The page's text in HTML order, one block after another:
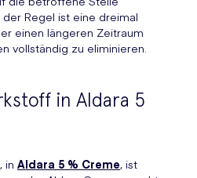
Regel ist eine dreimal
einen längeren Zeitraum
vollständig zu eliminieren.
in Aldara 5
in Aldara 5 % Creme, ist